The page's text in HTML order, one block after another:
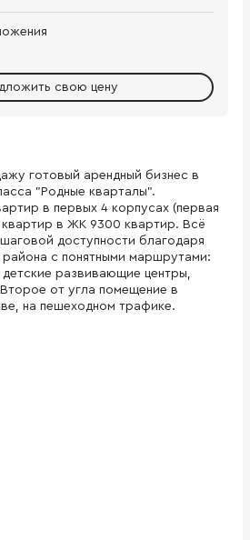
свою цену
готовый арендный бизнес в
"Родные кварталы".
в первых 4 корпусах (первая
в ЖК 9300 квартир. Всё
доступности благодаря
с понятными маршрутами:
развивающие центры,
от угла помещение в
на пешеходном трафике.